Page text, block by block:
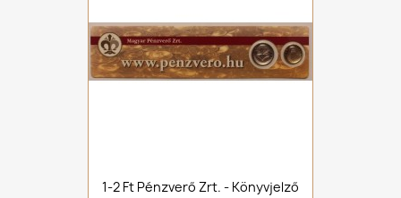
1-2 Ft Pénzverő Zrt. - Könyvjelző